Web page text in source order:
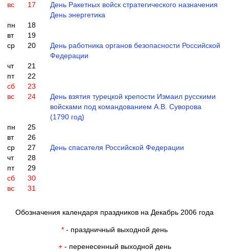
вс
17
День Ракетных войск стратегического назначения
День энергетика
пн
18
вт
19
ср
20
День работника органов безопасности Российской
Федерации
чт
21
пт
22
сб
23
вс
24
День взятия турецкой крепости Измаил русскими
войсками под командованием А.В. Суворова
(1790 год)
пн
25
вт
26
ср
27
День спасателя Российской Федерации
чт
28
пт
29
сб
30
вс
31
Обозначения календаря праздников на Декабрь 2006 года
* - праздничный выходной день
+- перенесенный выходной день